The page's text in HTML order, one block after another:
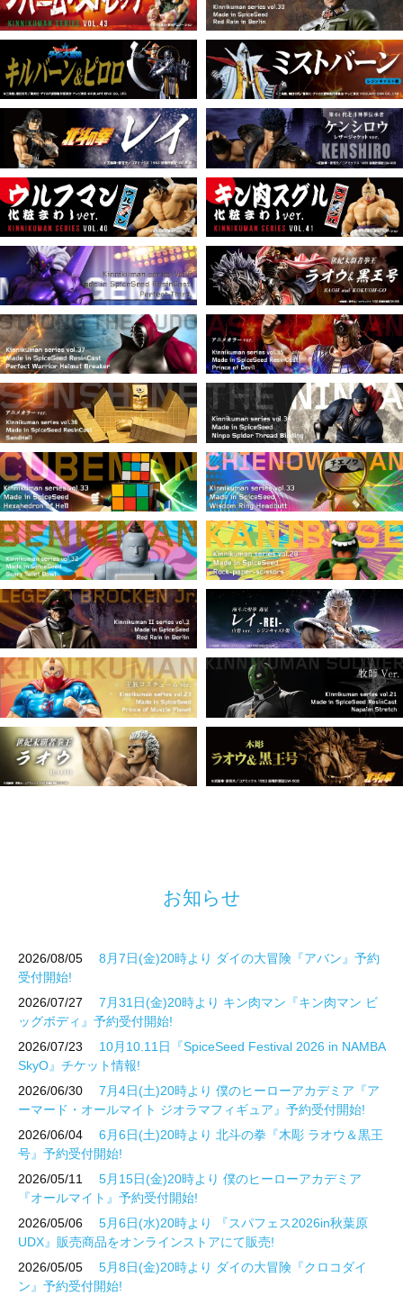
お知らせ
2026/08/05
8月7日(金)20時より ダイの大冒険『アバン』予約
受付開始!
2026/07/27
7月31日(金)20時より キン肉マン『キン肉マン ビ
ッグボディ』予約受付開始!
2026/07/23
10月10.11日『SpiceSeed Festival 2026 in NAMBA
SkyO』チケット情報!
2026/06/30
7月4日(土)20時より 僕のヒーローアカデミア『ア
ーマード・オールマイト ジオラマフィギュア』予約受付開始!
2026/06/04
6月6日(土)20時より 北斗の拳『木彫 ラオウ＆黒王
号』予約受付開始!
2026/05/11
5月15日(金)20時より 僕のヒーローアカデミア
『オールマイト』予約受付開始!
2026/05/06
5月6日(水)20時より 『スパフェス2026in秋葉原
UDX』販売商品をオンラインストアにて販売!
2026/05/05
5月8日(金)20時より ダイの大冒険『クロコダイ
ン』予約受付開始!